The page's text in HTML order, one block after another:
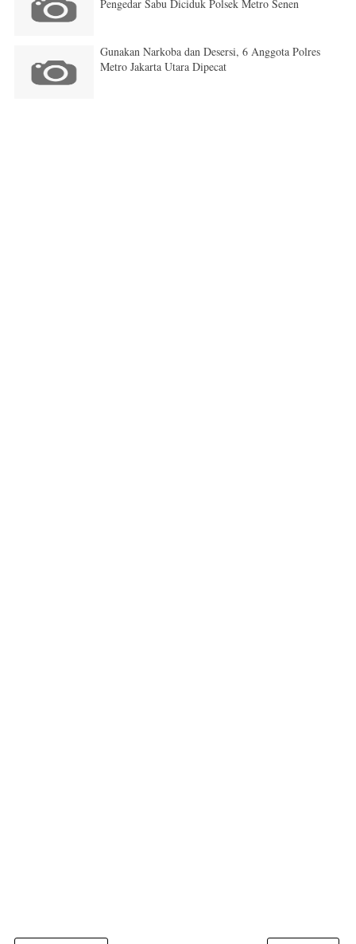
Pengedar Sabu Diciduk Polsek Metro Senen
Gunakan Narkoba dan Desersi, 6 Anggota Polres
Metro Jakarta Utara Dipecat